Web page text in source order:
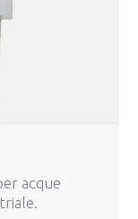
acque